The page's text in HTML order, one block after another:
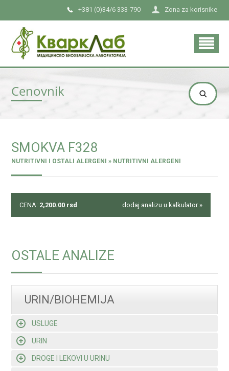
Zona za korisnike
+381 (0)34/6 333-790
Cenovnik
SMOKVA F328
NUTRITIVNI I OSTALI ALERGENI » NUTRITIVNI ALERGENI
CENA: 2,200.00 rsd dodaj analizu u kalkulator »
OSTALE ANALIZE
URIN/BIOHEMIJA
USLUGE
URIN
DROGE I LEKOVI U URINU